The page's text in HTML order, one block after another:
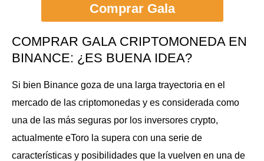
Comprar Gala
COMPRAR GALA CRIPTOMONEDA EN
BINANCE: ¿ES BUENA IDEA?
Si bien Binance goza de una larga trayectoria en el
mercado de las criptomonedas y es considerada como
una de las más seguras por los inversores crypto,
actualmente eToro la supera con una serie de
características y posibilidades que la vuelven en una de